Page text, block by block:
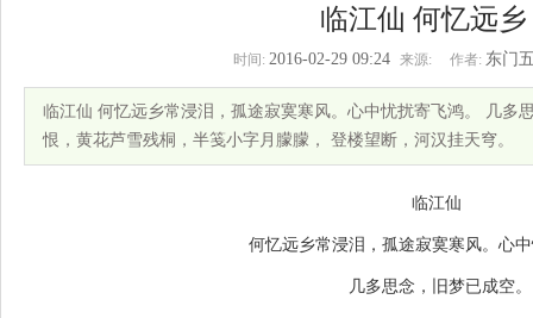
临江仙 何忆远乡
时间: 2016-02-29 09:24 来源: 作者: 东门
临江仙 何忆远乡常浸泪，孤途寂寞寒风。心中忧扰寄飞鸿。 几多
恨，黄花芦雪残桐，半笺小字月朦朦， 登楼望断，河汉挂天穹。
临江仙
何忆远乡常浸泪，孤途寂寞寒风。心
几多思念，旧梦已成空。